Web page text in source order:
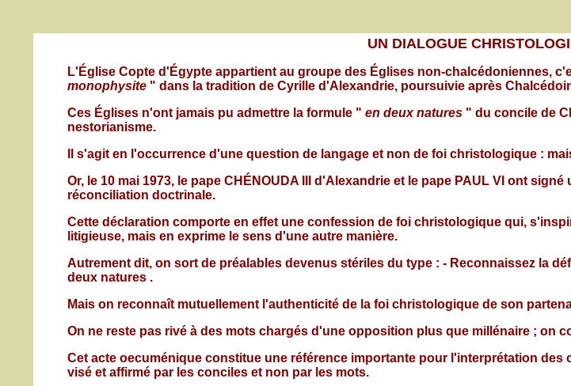
UN DIALOGUE
L'Église Copte d'Égypte appartient au groupe des Églises non-chalcédoniennes,
monophysite" dans la tradition de Cyrille d'Alexandrie, poursuivie après
Ces Églises n'ont jamais pu admettre la formule " en deux natures" du concile de
nestorianisme.
Il s'agit en l'occurrence d'une question de langage et non de foi christologique :
Or, le 10 mai 1973, le pape CHÉNOUDA III d'Alexandrie et le pape PAUL VI ont
réconciliation doctrinale.
Cette déclaration comporte en effet une confession de foi christologique qui,
litigieuse, mais en exprime le sens d'une autre manière.
Autrement dit, on sort de préalables devenus stériles du type : - Reconnaissez la
deux natures .
Mais on reconnaît mutuellement l'authenticité de la foi christologique de son
On ne reste pas rivé à des mots chargés d'une opposition plus que millénaire ; on
Cet acte oecuménique constitue une référence importante pour l'interprétation
visé et affirmé par les conciles et non par les mots.